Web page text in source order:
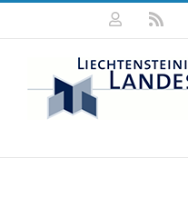
Zum
springen
Mein